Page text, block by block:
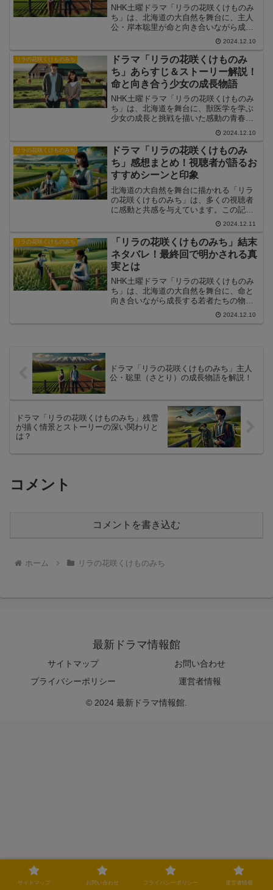
NHK土曜ドラマ「リラの花咲くけものみ
ち」は、北海道の大自然を舞台に、主人
公・岸本聡里が命と向き合いながら成長
していく青春ドラマです。この記事で
は、聡里の成長物語に焦点を当て、彼女
が直面する試練や支えとなる人物たちに
ついて詳しく解説します。
2024.12.10
リラの花咲くけものみち
ドラマ「リラの花咲くけものみ
ち」あらすじ＆ストーリー解説！
命と向き合う少女の成長物語
NHK土曜ドラマ「リラの花咲くけものみ
ち」は、北海道を舞台に、獣医学を学ぶ
少女の成長と挑戦を描いた感動の青春ド
ラマです。元引きこもりだった主人公
が、命と向き合いながら自分の道を切り
開く姿は、視聴者に勇気と希望を届けま
す。この記事では、あらすじや物語の背
景、主要キャラクターが紡ぐストーリー
の魅力を詳しく解説します。
2024.12.10
リラの花咲くけものみち
ドラマ「リラの花咲くけものみ
ち」感想まとめ！視聴者が語るお
すすめシーンと印象
北海道の大自然を舞台に描かれる「リラ
の花咲くけものみち」は、多くの視聴者
に感動と共感を与えています。この記事
では、ドラマの感想やおすすめシーンを
視聴者の声をもとにまとめ、作品の魅力
を解説します。心に残るシーンやキャラ
クターの成長が描かれたこの作品の深い
魅力に迫ります。
2024.12.11
リラの花咲くけものみち
「リラの花咲くけものみち」結末
ネタバレ！最終回で明かされる真
実とは
NHK土曜ドラマ「リラの花咲くけものみ
ち」は、北海道の大自然を舞台に、命と
向き合いながら成長する若者たちの物語
です。この記事では、最終回で明かされ
る真実や、主人公・聡里がどのように物
2024.12.10
ドラマ「リラの花咲くけものみち」主人
公・聡里（さとり）の成長物語を解説！
ドラマ「リラの花咲くけものみち」残雪
が描く情景とストーリーの深い関わりと
は？
コメント
コメントを書き込む
ホーム リラの花咲くけものみち
最新ドラマ情報館
サイトマップ
お問い合わせ
プライバシーポリシー
運営者情報
© 2024 最新ドラマ情報館.
サイトマップ お問い合わせ プライバシーポリシー 運営者情報